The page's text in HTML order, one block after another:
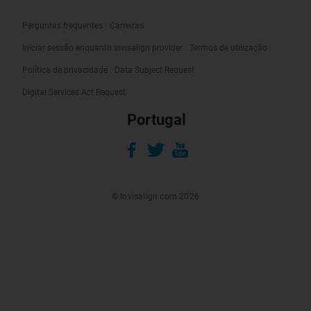
Perguntas frequentes Carreiras
Iniciar sessão enquanto Invisalign provider Termos de utilização
Política de privacidade Data Subject Request
Digital Services Act Request
Portugal
© Invisalign.com 2026